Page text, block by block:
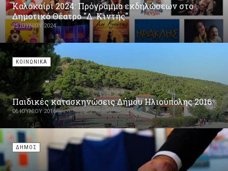
Καλοκαίρι 2024: Πρόγραμμα εκδηλώσεων στο
Δημοτικό Θέατρο "Δ. Κιντής"
25 ΙΟΥΝΊΟΥ 2024
ΚΟΙΝΩΝΙΚΑ
Παιδικές κατασκηνώσεις Δήμου Ηλιούπολης 2016
06 ΙΟΥΝΊΟΥ 2016
ΔΗΜΟΣ